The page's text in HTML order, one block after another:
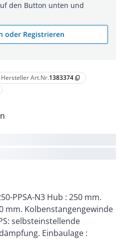
Hersteller Art.Nr.1383374 content_copy
PPSA-N3 Hub : 250 mm.
mm. Kolbenstangengewinde
selbsteinstellende
Einbaulage :
den Button unten und
oder Registrieren